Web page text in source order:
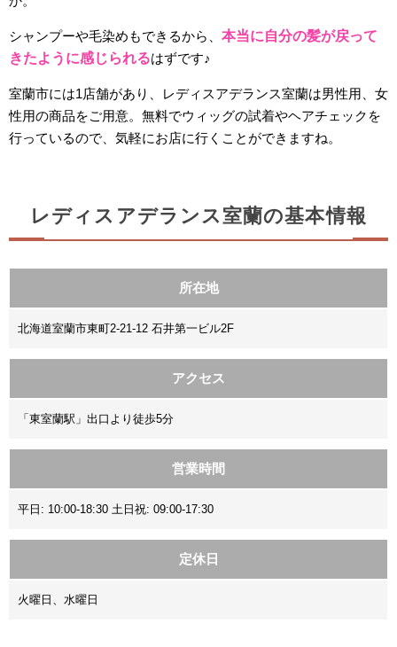
シャンプーや毛染めもできるから、 本当に自分の髪が戻って
きたように感じられるはずです♪
室蘭市には1店舗があり、レディスアデランス室蘭は男性用、女
性用の商品をご用意。無料でウィッグの試着やヘアチェックを
行っているので、気軽にお店に行くことができますね。
レディスアデランス室蘭の基本情報
所在地
北海道室蘭市東町2-21-12 石井第一ビル2F
アクセス
「東室蘭駅」出口より徒歩5分
営業時間
平日: 10:00-18:30 土日祝: 09:00-17:30
定休日
火曜日、水曜日